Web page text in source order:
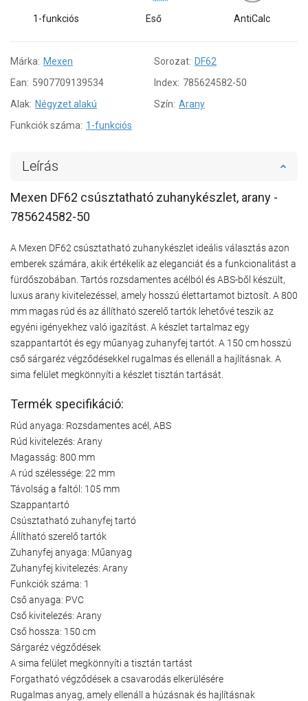
1-funkciós Eső AntiCalc
Márka: Mexen Sorozat: DF62
Ean: 5907709139534 Index: 785624582-50
Alak: Négyzet alakú Szín: Arany
Funkciók száma: 1-funkciós
Leírás
Mexen DF62 csúsztatható zuhanykészlet, arany -
785624582-50
A Mexen DF62 csúsztatható zuhanykészlet ideális választás azon
emberek számára, akik értékelik az eleganciát és a funkcionalitást a
fürdőszobában. Tartós rozsdamentes acélból és ABS-ből készült,
luxus arany kivitelezéssel, amely hosszú élettartamot biztosít. A 800
mm magas rúd és az állítható szerelő tartók lehetővé teszik az
egyéni igényekhez való igazítást. A készlet tartalmaz egy
szappantartót és egy műanyag zuhanyfej tartót. A 150 cm hosszú
cső sárgaréz végződésekkel rugalmas és ellenáll a hajlításnak. A
sima felület megkönnyíti a készlet tisztán tartását.
Termék specifikáció:
Rúd anyaga: Rozsdamentes acél, ABS
Rúd kivitelezés: Arany
Magasság: 800 mm
A rúd szélessége: 22 mm
Távolság a faltól: 105 mm
Szappantartó
Csúsztatható zuhanyfej tartó
Állítható szerelő tartók
Zuhanyfej anyaga: Műanyag
Zuhanyfej kivitelezés: Arany
Funkciók száma: 1
Cső anyaga: PVC
Cső kivitelezés: Arany
Cső hossza: 150 cm
Sárgaréz végződések
A sima felület megkönnyíti a tisztán tartást
Forgatható végződések a csavarodás elkerülésére
Rugalmas anyag, amely ellenáll a húzásnak és hajlításnak